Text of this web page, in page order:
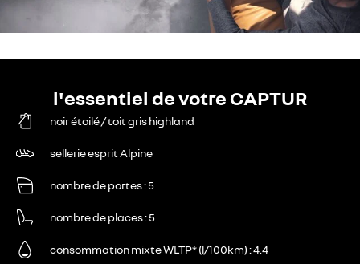
l'essentiel de votre CAPTUR
noir étoilé / toit gris highland
sellerie esprit Alpine
nombre de portes 5
nombre de places 5
consommation mixte WLTP* (l/100km) 4.4